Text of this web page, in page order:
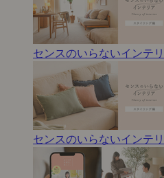
センスのいらないインテ
センスのいらないインテ